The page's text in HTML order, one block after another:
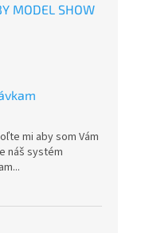
MODEL SHOW
mi aby som Vám
náš systém